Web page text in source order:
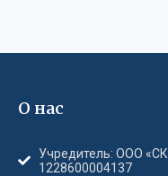
О нас
Учредитель: ООО
1228600004137